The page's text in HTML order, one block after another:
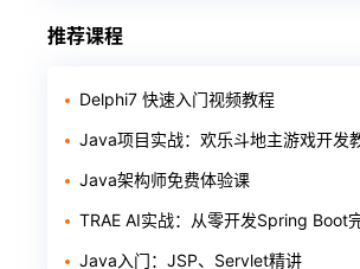
推荐课程
Delphi7 快速入门视频教程
Java项目实战：欢乐斗地主游戏开发
Java架构师免费体验课
TRAE AI实战：从零开发Spring Boot
Java入门：JSP、Servlet精讲